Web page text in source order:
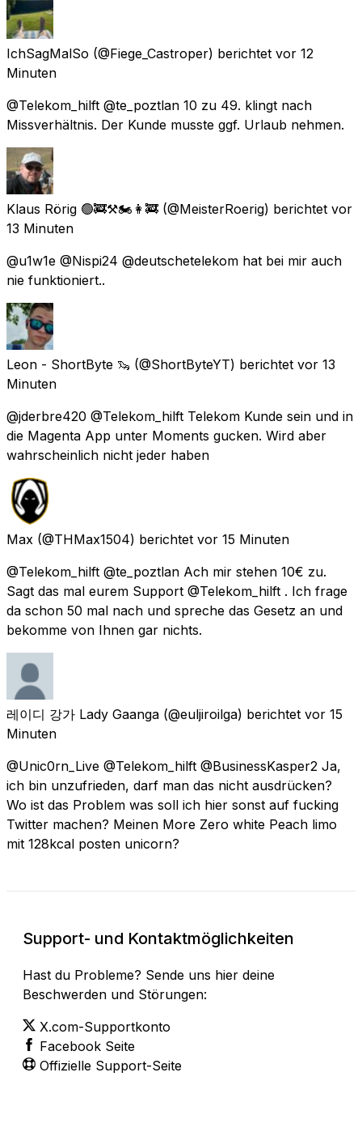
IchSagMalSo (@Fiege_Castroper) berichtet vor 12
Minuten
@Telekom_hilft @te_poztlan 10 zu 49. klingt nach
Missverhältnis. Der Kunde musste ggf. Urlaub nehmen.
Klaus Rörig 🟢🚒⚒🏍👩‍🚒 (@MeisterRoerig) berichtet vor
13 Minuten
@u1w1e @Nispi24 @deutschetelekom hat bei mir auch
nie funktioniert..
Leon - ShortByte 🦦 (@ShortByteYT) berichtet vor 13
Minuten
@jderbre420 @Telekom_hilft Telekom Kunde sein und in
die Magenta App unter Moments gucken. Wird aber
wahrscheinlich nicht jeder haben
Max (@THMax1504) berichtet vor 15 Minuten
@Telekom_hilft @te_poztlan Ach mir stehen 10€ zu.
Sagt das mal eurem Support @Telekom_hilft . Ich frage
da schon 50 mal nach und spreche das Gesetz an und
bekomme von Ihnen gar nichts.
레이디 강가 Lady Gaanga (@euljiroilga) berichtet vor 15
Minuten
@Unic0rn_Live @Telekom_hilft @BusinessKasper2 Ja,
ich bin unzufrieden, darf man das nicht ausdrücken?
Wo ist das Problem was soll ich hier sonst auf fucking
Twitter machen? Meinen More Zero white Peach limo
mit 128kcal posten unicorn?
Support- und Kontaktmöglichkeiten
Hast du Probleme? Sende uns hier deine
Beschwerden und Störungen:
X.com-Supportkonto
Facebook Seite
Offizielle Support-Seite